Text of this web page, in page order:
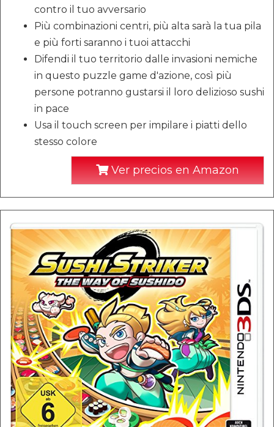
contro il tuo avversario
Più combinazioni centri, più alta sarà la tua pila
e più forti saranno i tuoi attacchi
Difendi il tuo territorio dalle invasioni nemiche
in questo puzzle game d'azione, così più
persone potranno gustarsi il loro delizioso sushi
in pace
Usa il touch screen per impilare i piatti dello
stesso colore
Ver precios en Amazon